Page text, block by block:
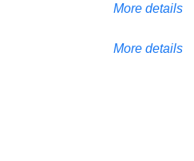
More details
More details